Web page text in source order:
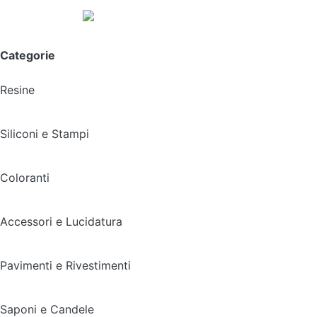
Categorie
Resine
Siliconi e Stampi
Coloranti
Accessori e Lucidatura
Pavimenti e Rivestimenti
Saponi e Candele